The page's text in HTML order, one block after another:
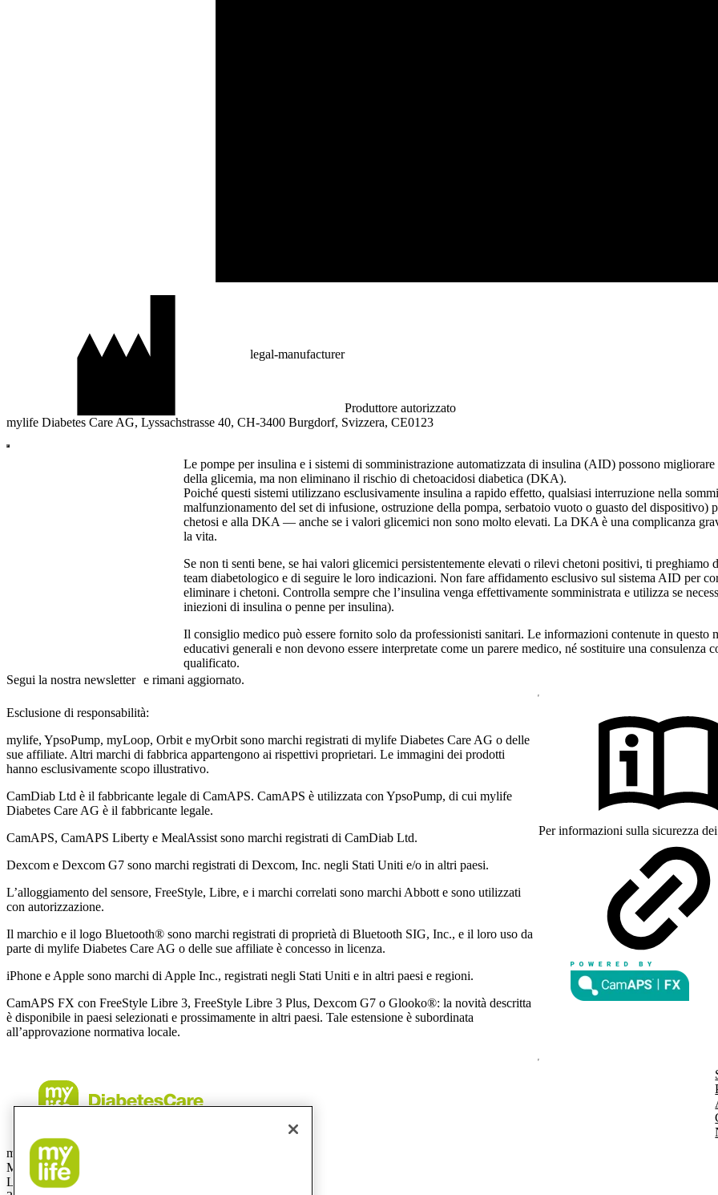
legal-manufacturer
Produttore autorizzato
mylife Diabetes Care AG, Lyssachstrasse 40, CH-3400 Burgdorf, Svizzera, CE0123
Le pompe per insulina e i sistemi di somministrazione automatizzata di insulina (AID) possono
della glicemia, ma non eliminano il rischio di chetoacidosi diabetica (DKA).
Poiché questi sistemi utilizzano esclusivamente insulina a rapido effetto, qualsiasi interruzione nella
malfunzionamento del set di infusione, ostruzione della pompa, serbatoio vuoto o guasto del dispositivo)
chetosi e alla DKA — anche se i valori glicemici non sono molto elevati. La DKA è una complicanza
la vita.
Se non ti senti bene, se hai valori glicemici persistentemente elevati o rilevi chetoni positivi, ti preghiamo
team diabetologico e di seguire le loro indicazioni. Non fare affidamento esclusivo sul sistema AID per
eliminare i chetoni. Controlla sempre che l’insulina venga effettivamente somministrata e utilizza se
iniezioni di insulina o penne per insulina).
Il consiglio medico può essere fornito solo da professionisti sanitari. Le informazioni contenute in questo
educativi generali e non devono essere interpretate come un parere medico, né sostituire una consulenza
qualificato.
Segui la nostra newsletter e rimani aggiornato.
Esclusione di responsabilità:
mylife, YpsoPump, myLoop, Orbit e myOrbit sono marchi registrati di mylife Diabetes Care AG o delle
sue affiliate. Altri marchi di fabbrica appartengono ai rispettivi proprietari. Le immagini dei prodotti
hanno esclusivamente scopo illustrativo.
CamDiab Ltd è il fabbricante legale di CamAPS. CamAPS è utilizzata con YpsoPump, di cui mylife
Diabetes Care AG è il fabbricante legale.
CamAPS, CamAPS Liberty e MealAssist sono marchi registrati di CamDiab Ltd.
Dexcom e Dexcom G7 sono marchi registrati di Dexcom, Inc. negli Stati Uniti e/o in altri paesi.
L’alloggiamento del sensore, FreeStyle, Libre, e i marchi correlati sono marchi Abbott e sono utilizzati
con autorizzazione.
Il marchio e il logo Bluetooth® sono marchi registrati di proprietà di Bluetooth SIG, Inc., e il loro uso da
parte di mylife Diabetes Care AG o delle sue affiliate è concesso in licenza.
iPhone e Apple sono marchi di Apple Inc., registrati negli Stati Uniti e in altri paesi e regioni.
CamAPS FX con FreeStyle Libre 3, FreeStyle Libre 3 Plus, Dexcom G7 o Glooko®: la novità descritta
è disponibile in paesi selezionati e prossimamente in altri paesi. Tale estensione è subordinata
all’approvazione normativa locale.
Per informazioni sulla sicurezza
mylife Diabetes Care AG
Mercato svizzero
Lyssachstrasse 40